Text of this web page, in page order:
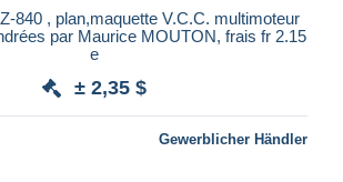
840 , plan,maquette V.C.C. multimoteur
par Maurice MOUTON, frais fr 2.15
e
± 2,35 $
Gewerblicher Händler